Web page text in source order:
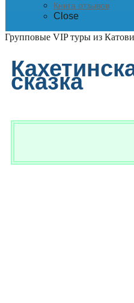
Книга отзывов
Close
Групповые VIP туры из
сказка